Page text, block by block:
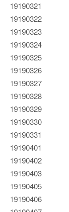
19190321
19190322
19190323
19190324
19190325
19190326
19190327
19190328
19190329
19190330
19190331
19190401
19190402
19190403
19190405
19190406